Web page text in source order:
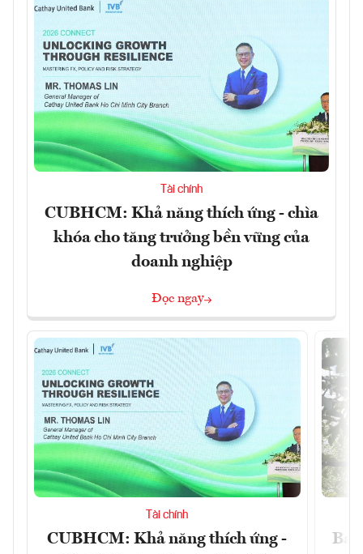
Tài chính
CUBHCM: Khả năng thích ứng - chìa
khóa cho tăng trưởng bền vững của
doanh nghiệp
Đọc ngay
Tài chính
CUBHCM: Khả năng thích ứng -
Ba